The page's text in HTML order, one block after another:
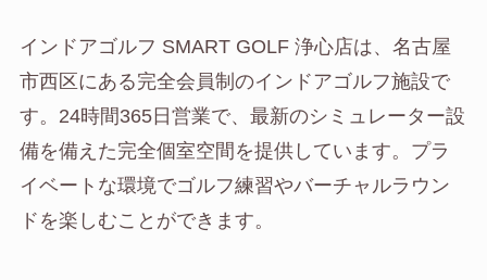
インドアゴルフ SMART GOLF 浄心店は、名古屋
市西区にある完全会員制のインドアゴルフ施設で
す。24時間365日営業で、最新のシミュレーター設
備を備えた完全個室空間を提供しています。プラ
イベートな環境でゴルフ練習やバーチャルラウン
ドを楽しむことができます。